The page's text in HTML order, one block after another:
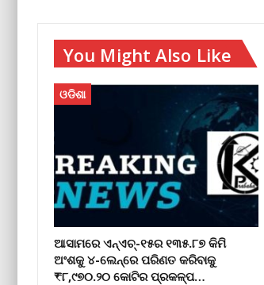
You Might Also Like
ଓଡିଶା
ଆସାମରେ ଏନ୍ଏଚ୍-୧୫ର ୧୩୫.୮୭ କିମି
ଅଂଶକୁ ୪-ଲେନ୍ରେ ପରିଣତ କରିବାକୁ
₹୮,୯୭୦.୨୦ କୋଟିର ପ୍ରକଳ୍ପ…